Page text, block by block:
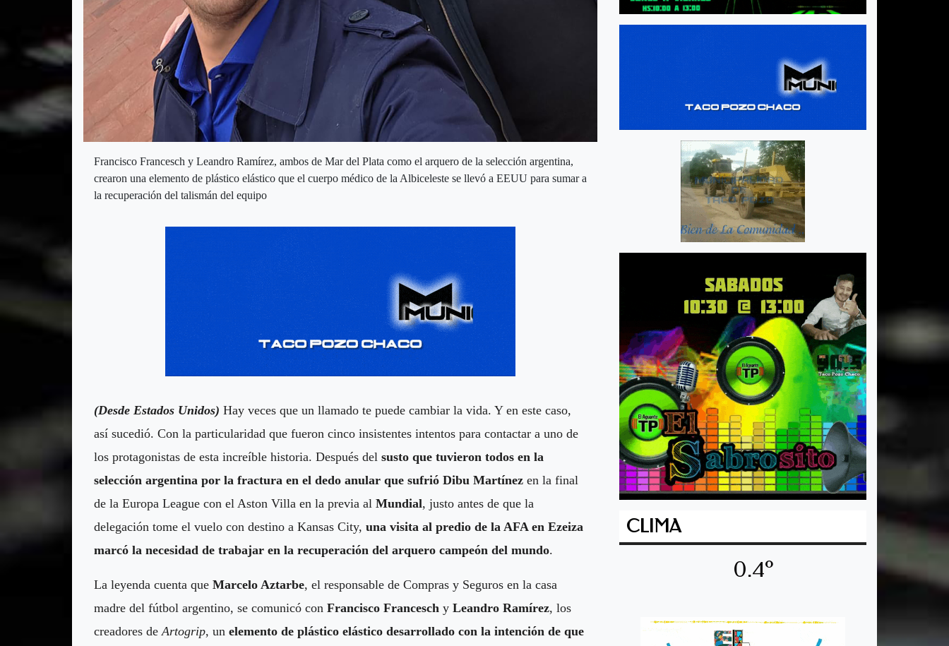
Francisco Francesch y Leandro Ramírez, ambos de Mar del Plata como el arquero de la selección argentina,
crearon una elemento de plástico elástico que el cuerpo médico de la Albiceleste se llevó a EEUU para sumar a
la recuperación del talismán del equipo
(Desde Estados Unidos) Hay veces que un llamado te puede cambiar la vida. Y en este caso,
así sucedió. Con la particularidad que fueron cinco insistentes intentos para contactar a uno de
los protagonistas de esta increíble historia. Después del susto que tuvieron todos en la
selección argentina por la fractura en el dedo anular que sufrió Dibu Martínez en la final
de la Europa League con el Aston Villa en la previa al Mundial, justo antes de que la
delegación tome el vuelo con destino a Kansas City, una visita al predio de la AFA en Ezeiza
marcó la necesidad de trabajar en la recuperación del arquero campeón del mundo.
La leyenda cuenta que Marcelo Aztarbe, el responsable de Compras y Seguros en la casa
madre del fútbol argentino, se comunicó con Francisco Francesch y Leandro Ramírez, los
creadores de Artogrip, un elemento de plástico elástico desarrollado con la intención de que
CLIMA
0.4º